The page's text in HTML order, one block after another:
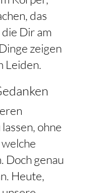
das
Dir am
zeigen
Leiden.
ohne
Doch genau
Heute,